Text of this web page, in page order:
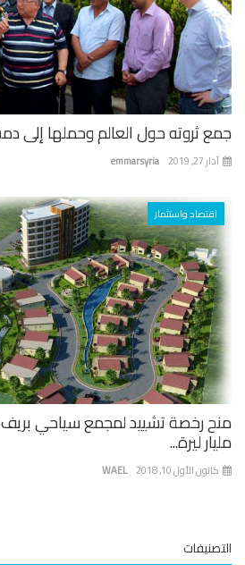
ثروته حول العالم وحملها إلى دمشق
emmarsyria 27, 2019
اقتصاد واستثمار
ليرة...
WAEL الأول 10, 2018